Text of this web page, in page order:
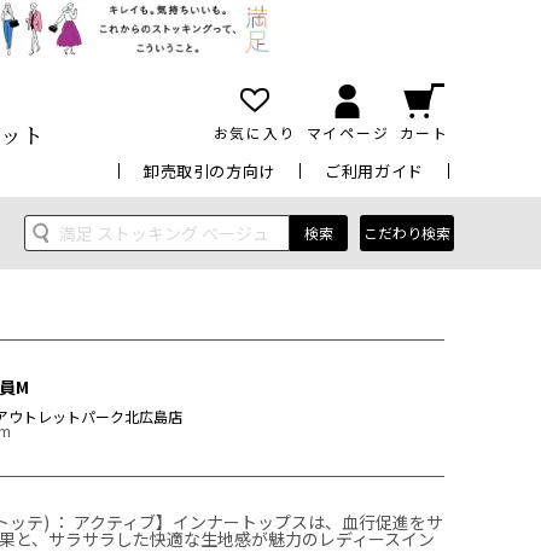
ト お気に入り マイページ カート
卸売取引の方向け ご利用ガイド
検索 こだわり検索
M
ウトレットパーク北広島店
テ) ： アクティブ】インナートップスは、血行促進をサ
と、サラサラした快適な生地感が魅力のレディースイン